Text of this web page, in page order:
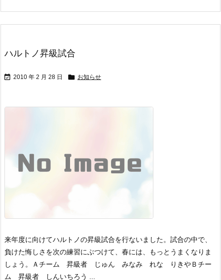
ハルトノ昇級試合
 2010 年 2 月 28 日  お知らせ
来年度に向けてハルトノの昇級試合を行ないました。 試合の中で、
負けた悔しさを次の練習にぶつけて、春には、もっとうまくなりま
しょう。
Ａチーム 昇級者 じゅん みなみ れな りきやＢチー
ム 昇級者 しんいちろう ...